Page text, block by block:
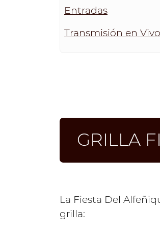
Entradas
Transmisión en Vivo
GRILLA
La Fiesta Del
grilla: